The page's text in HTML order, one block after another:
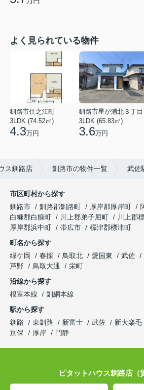
よく見られている物件
釧路市住之江町
3LDK (74.52㎡)
4.3万円
釧路市星が浦北３丁目
3LDK (65.83㎡)
3.6万円
ス釧路店 釧路市の物件一覧 武佐
市区町村から探す
釧路市
釧路郡釧路町 厚岸郡厚岸町
白糠郡白糠町
川上郡弟子屈町
川上郡
厚岸郡浜中町
帯広市
標津郡標津町
町名から探す
緑ケ岡
春採 鳥取北 愛国東 武佐
芦野
鳥取大通
栄町
沿線から探す
根室本線
釧網本線
駅から探す
釧路
東釧路 新富士 武佐 新大楽毛
別保
厚岸 門静
ピタットハウス釧路店（